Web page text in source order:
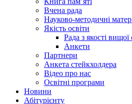
Вчена рада
Науково-методичні
Якість освіти
Рада з якості
Анкети
Партнери
Анкета стейкхолдера
Відео про нас
Освітні програми
Hовини
Абітурієнту